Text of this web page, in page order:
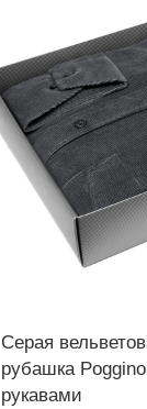
Серая
рубашка
рукавами